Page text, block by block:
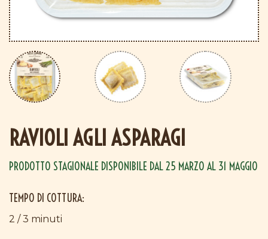
RAVIOLI AGLI ASPARAGI
PRODOTTO STAGIONALE DISPONIBILE DAL 25 MARZO AL 31 MAGGIO
TEMPO DI COTTURA:
2 / 3 minuti